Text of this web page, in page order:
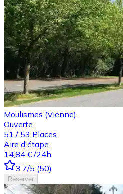
Moulismes (Vienne)
Ouverte
51 / 53 Places
Aire d'étape
14,84 € /24h
3.7/5 (50)
Réserver